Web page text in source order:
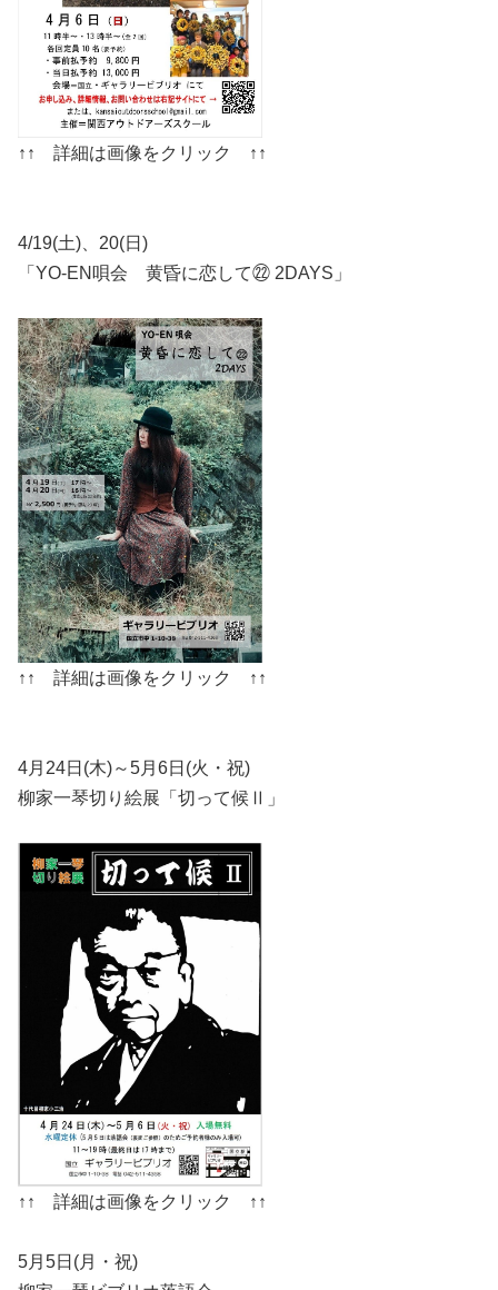
↑↑ 詳細は画像をクリック ↑↑
4/19(土)、20(日)
「YO-EN唄会 黄昏に恋して㉒ 2DAYS」
↑↑ 詳細は画像をクリック ↑↑
4月24日(木)～5月6日(火・祝)
柳家一琴切り絵展「切って候Ⅱ」
↑↑ 詳細は画像をクリック ↑↑
5月5日(月・祝)